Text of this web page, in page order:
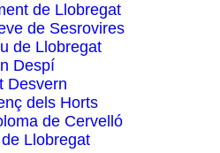
de Llobregat
de Sesrovires
de Llobregat
Despí
Desvern
dels Horts
de Cervelló
Llobregat